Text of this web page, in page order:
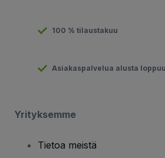
100 % tilaustakuu
Asiakaspalvelua alusta
Yrityksemme
Tietoa meistä